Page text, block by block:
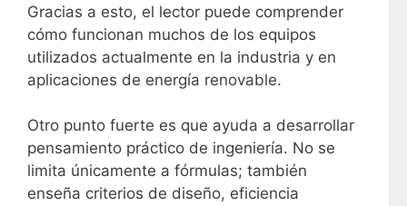
Gracias a esto, el lector puede comprender
cómo funcionan muchos de los equipos
utilizados actualmente en la industria y en
aplicaciones de energía renovable.
Otro punto fuerte es que ayuda a desarrollar
pensamiento práctico de ingeniería. No se
limita únicamente a fórmulas; también
enseña criterios de diseño, eficiencia